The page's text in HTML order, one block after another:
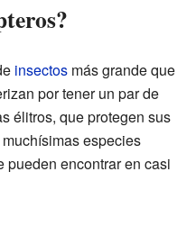
insectos más grande que
por tener un par de
élitros, que protegen sus
especies
pueden encontrar en casi